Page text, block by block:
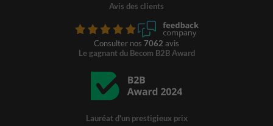
Avis des clients
Consulter nos 7062 avis
Le gagnant du Becom B2B Award
Lauréat d'un prestigieux prix